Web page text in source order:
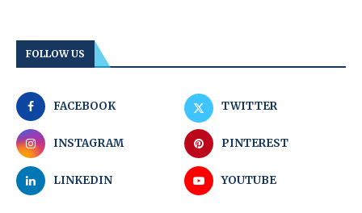
FOLLOW US
FACEBOOK TWITTER
INSTAGRAM PINTEREST
LINKEDIN YOUTUBE